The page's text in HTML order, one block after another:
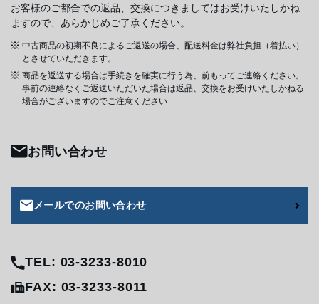
お客様のご都合での返品、交換につきましてはお受けいたしかね
ますので、あらかじめご了承ください。
中古商品の初期不良によるご返送の場合、配送料金は弊社負担（着払い）
とさせていただきます。
商品を返送する場合は手続きを確実に行う為、前もってご連絡ください。
事前の連絡なくご返送いただいた場合は返品、交換をお受けいたしかねる
場合がございますのでご注意ください
お問い合わせ
メールでのお問い合わせ
TEL: 03-3233-8010
FAX: 03-3233-8011